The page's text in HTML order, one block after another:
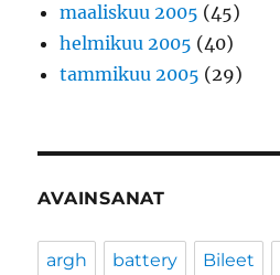
maaliskuu 2005 (45)
helmikuu 2005 (40)
tammikuu 2005 (29)
AVAINSANAT
argh battery Bileet